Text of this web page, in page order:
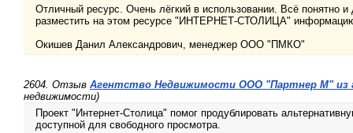
Отличный ресурс. Очень лёгкий в использовании. Всё понятно
разместить на этом ресурсе "ИНТЕРНЕТ-СТОЛИЦА"
Окишев Данил Александрович, менеджер ООО "ПМКО"
2604. Отзыв Агентство Недвижимости ООО "Партнер М" из
недвижимости)
Проект "Интернет-Столица" помог продублировать
доступной для свободного просмотра.